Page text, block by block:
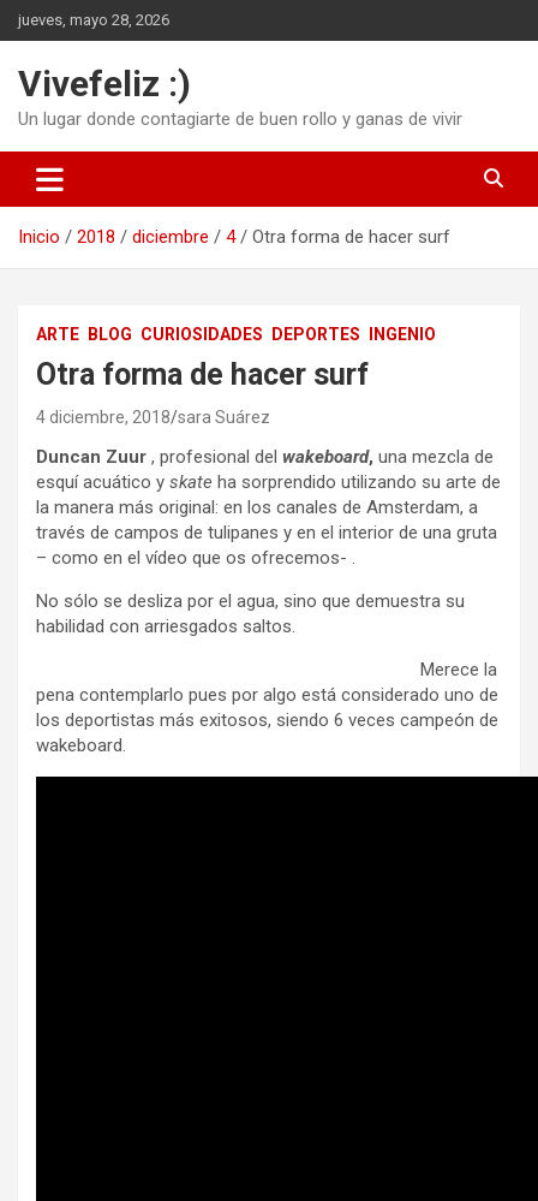
Saltar
al
jueves, mayo 28, 2026
Vivefeliz :)
Un lugar donde contagiarte de buen rollo y ganas de vivir
Inicio 2018 diciembre 4 Otra forma de hacer surf
ARTE BLOG CURIOSIDADES DEPORTES INGENIO
Otra forma de hacer surf
4 diciembre, 2018 sara Suárez
Duncan Zuur , profesional del wakeboard, una mezcla de
esquí acuático y skate ha sorprendido utilizando su arte de
la manera más original: en los canales de Amsterdam, a
través de campos de tulipanes y en el interior de una gruta
– como en el vídeo que os ofrecemos- .
No sólo se desliza por el agua, sino que demuestra su
habilidad con arriesgados saltos.
Merece la
pena contemplarlo pues por algo está considerado uno de
los deportistas más exitosos, siendo 6 veces campeón de
wakeboard.